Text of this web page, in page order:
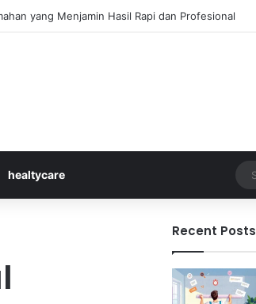
Pasif Income Setiap Tahun
healtycare
Recent Posts